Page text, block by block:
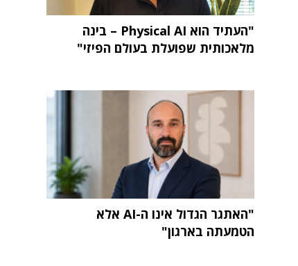
"העתיד הוא Physical AI – בינה
מלאכותית שפועלת בעולם הפיזי"
"האתגר הגדול אינו ה-AI אלא
הטמעתה בארגון"